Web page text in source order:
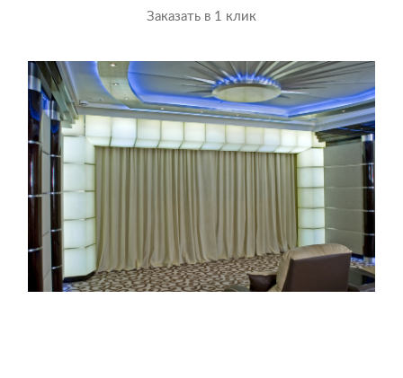
Заказать в 1 клик